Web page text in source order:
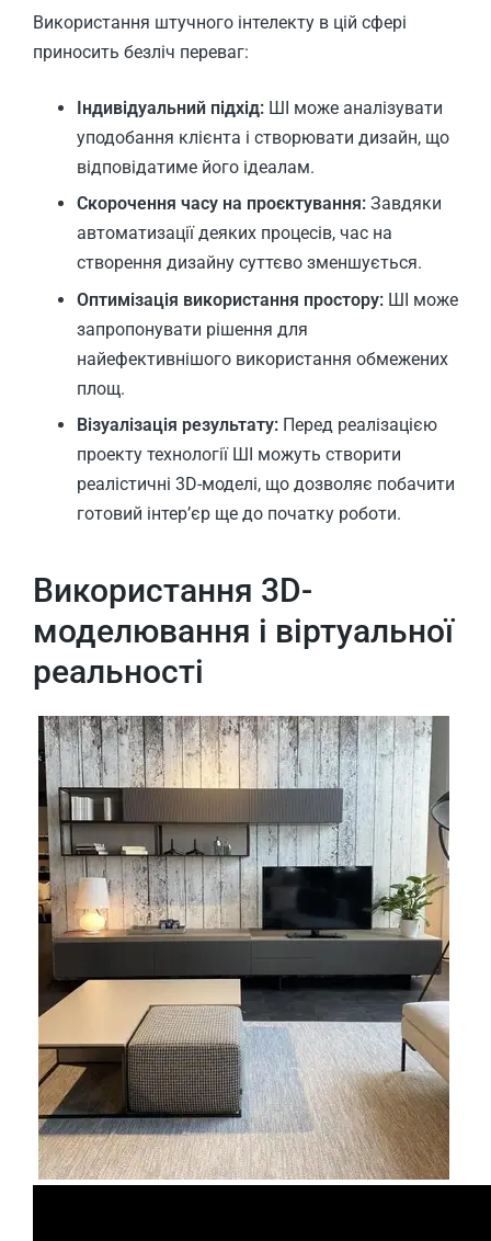
Використання штучного інтелекту в цій сфері
приносить безліч переваг:
Індивідуальний підхід: ШІ може аналізувати
уподобання клієнта і створювати дизайн, що
відповідатиме його ідеалам.
Скорочення часу на проєктування: Завдяки
автоматизації деяких процесів, час на
створення дизайну суттєво зменшується.
Оптимізація використання простору: ШІ може
запропонувати рішення для
найефективнішого використання обмежених
площ.
Візуалізація результату: Перед реалізацією
проекту технології ШІ можуть створити
реалістичні 3D-моделі, що дозволяє побачити
готовий інтер’єр ще до початку роботи.
Використання 3D-
моделювання і віртуальної
реальності